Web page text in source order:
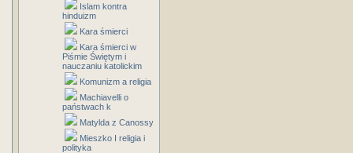
Islam kontra
hinduizm
Kara śmierci
Kara śmierci w
Piśmie Świętym i
nauczaniu katolickim
Komunizm a religia
Machiavelli o
państwach k
Matylda z Canossy
Mieszko I religia i
polityka